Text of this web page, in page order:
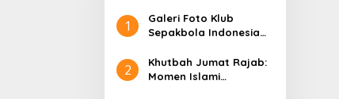
1
Galeri Foto Klub
Sepakbola Indonesia
2
Khutbah Jumat Rajab:
Momen Islami